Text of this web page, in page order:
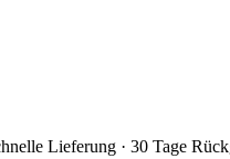
Lieferung · 30 Tage